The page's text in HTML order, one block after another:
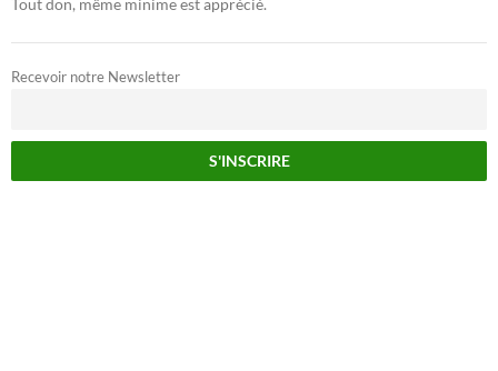
Tout don, même minime est apprécié.
Recevoir notre Newsletter